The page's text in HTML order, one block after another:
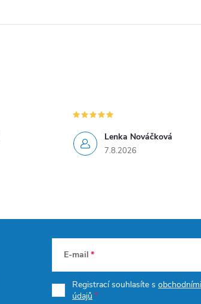
Lenka Nováčková
7.8.2026
E-mail
Registrací souhlasíte s
údajů